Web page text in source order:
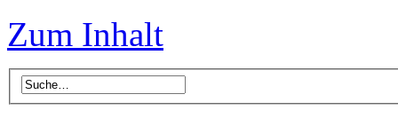
Zum Inhalt